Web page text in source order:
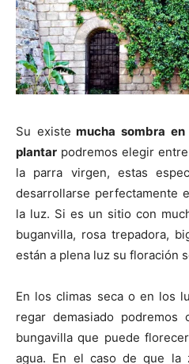
Su existe mucha sombra
plantar podremos elegir
la parra virgen, estas
desarrollarse perfectamente
la luz. Si es un sitio con
buganvilla, rosa trepadora,
están a plena luz su floración
En los climas seca o en los
regar demasiado podremos
bungavilla que puede
agua. En el caso de que la